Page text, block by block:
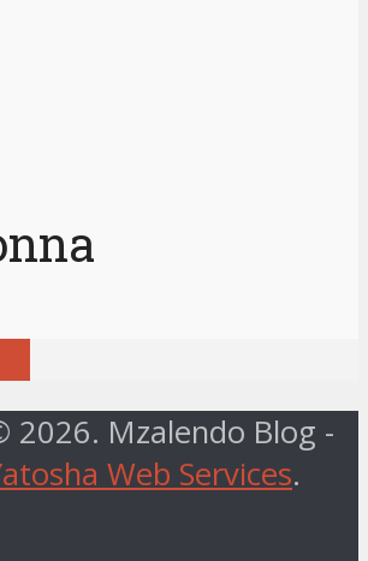
2026. Mzalendo Blog -
Web Services.